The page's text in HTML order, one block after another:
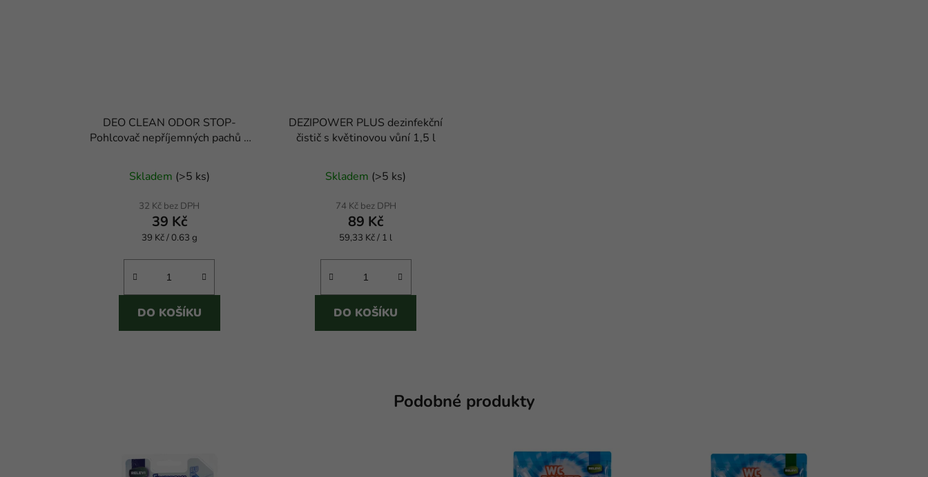
DEO CLEAN ODOR STOP-
Pohlcovač nepříjemných pachů v
Skladem (>5 ks)
32 Kč bez DPH
39 Kč
Měrná
39 Kč / 0.63 g
DO KOŠÍKU
DEZIPOWER PLUS dezinfekční
čistič s květinovou vůní 1,5 l
hodnocení
produktu
je
5,0
z
5
hvězdiček.
Skladem (>5 ks)
74 Kč bez DPH
89 Kč
Měrná
59,33 Kč / 1 l
DO KOŠÍKU
Podobné produkty